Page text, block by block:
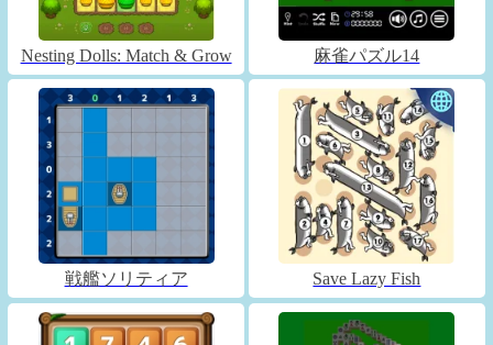
Nesting Dolls: Match & Grow 麻雀パズル14
戦艦ソリティア Save Lazy Fish